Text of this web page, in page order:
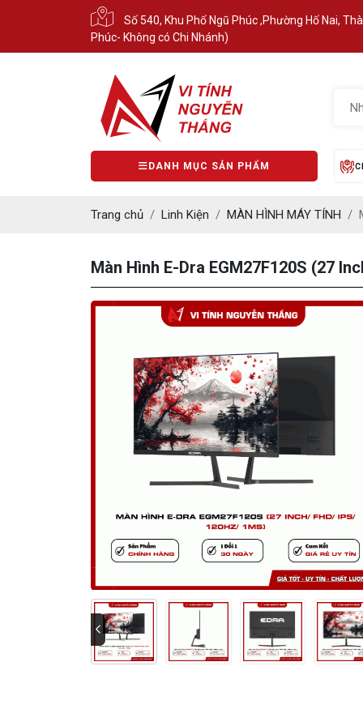
Số 540, Khu Phố Ngũ Phúc ,Phường Hố Nai,
Phúc- Không có Chi Nhánh)
DANH MỤC SẢN PHẨM
Trang chủ Linh Kiện MÀN HÌNH MÁY TÍNH
Màn Hình E-Dra EGM27F120S (27